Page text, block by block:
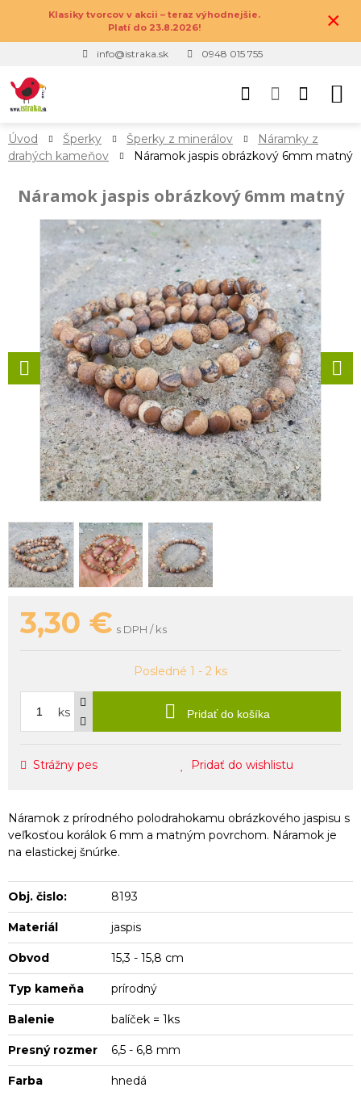
Klasiky tvorcov v akcii – teraz výhodnejšie.
Platí do 23.8.2026!
×
info@istraka.sk 0948 015 755
Úvod Šperky Šperky z minerálov
Náramky z
drahých kameňov
Náramok jaspis obrázkový 6mm matný
Náramok jaspis obrázkový 6mm matný
3,30 € s DPH / ks
Posledné 1 - 2 ks
ks Pridať do košíka
Strážny pes Pridať do wishlistu
Náramok z prírodného polodrahokamu obrázkového jaspisu s
veľkosťou korálok 6 mm a matným povrchom. Náramok je
na elastickej šnúrke.
Obj. čislo: 8193
Materiál jaspis
Obvod 15,3 - 15,8 cm
Typ kameňa prírodný
Balenie balíček = 1ks
Presný rozmer 6,5 - 6,8 mm
Farba hnedá